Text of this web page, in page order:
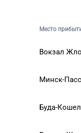
Место
Вокзал
Минск-
Буда-